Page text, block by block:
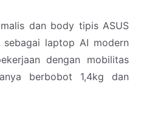
dan body tipis ASUS
laptop AI modern
dengan mobilitas
berbobot 1,4kg dan